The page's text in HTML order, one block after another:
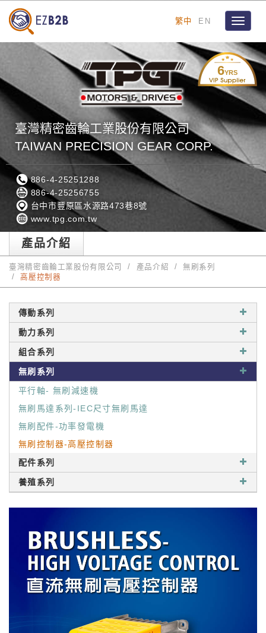
繁中 EN
Toggle
6YRS
臺灣精密齒輪工業股份有限公司
TAIWAN PRECISION GEAR CORP.
886-4-25251288
886-4-25256755
台中市豐原區水源路473巷8號
www.tpg.com.tw
產品介紹
臺灣精密齒輪工業股份有限公司 產品介紹
無刷系列
高壓控制器
傳動系列
動力系列
組合系列
無刷系列
平行軸- 無刷減速機
無刷馬達系列-IEC尺寸無刷馬達
無刷配件-功率發電機
無刷控制器-高壓控制器
配件系列
養殖系列